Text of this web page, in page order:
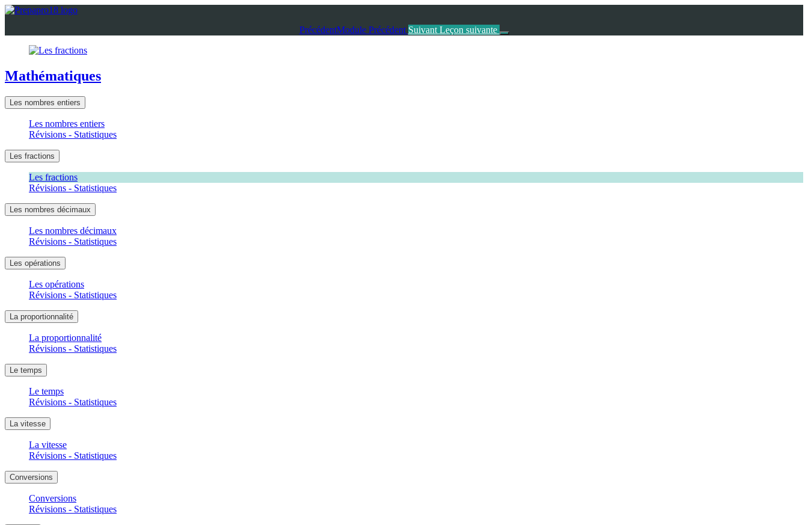
Return
PrécédentModule Précédent Suivant Leçon suivante
Mathématiques
Les nombres entiers
Les nombres entiers
Révisions - Statistiques
Les fractions
Les fractions
Révisions - Statistiques
Les nombres décimaux
Les nombres décimaux
Révisions - Statistiques
Les opérations
Les opérations
Révisions - Statistiques
La proportionnalité
La proportionnalité
Révisions - Statistiques
Le temps
Le temps
Révisions - Statistiques
La vitesse
La vitesse
Révisions - Statistiques
Conversions
Conversions
Révisions - Statistiques
Panneau de gestion des cookies